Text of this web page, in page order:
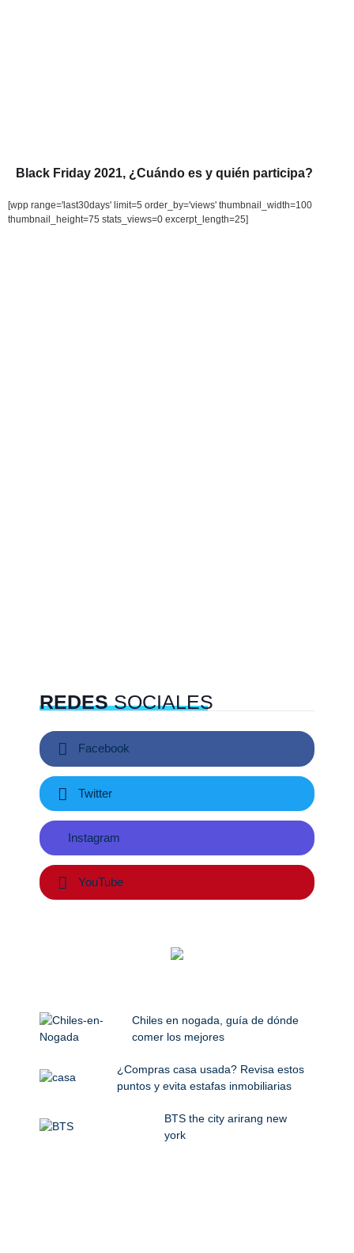
Black Friday 2021, ¿Cuándo es y quién participa?
[wpp range='last30days' limit=5 order_by='views' thumbnail_width=100
thumbnail_height=75 stats_views=0 excerpt_length=25]
REDESSOCIALES
Facebook
Twitter
Instagram
YouTube
Chiles en nogada, guía de dónde
comer los mejores
¿Compras casa usada? Revisa estos
puntos y evita estafas inmobiliarias
BTS the city arirang new
york